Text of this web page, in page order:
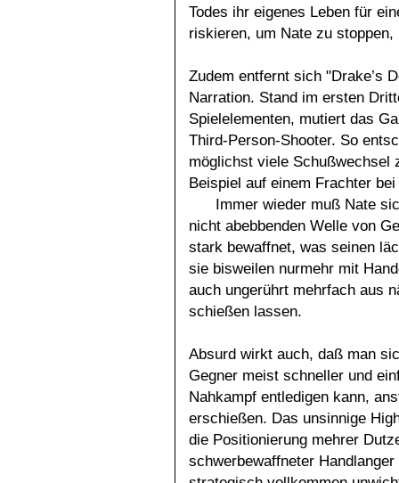
Todes ihr eigenes Leben für
riskieren, um Nate zu
Zudem entfernt sich "Drake’s
Narration. Stand im ersten
Spielelementen, mutiert das
Third-Person-Shooter. So
möglichst viele Schußwechsel
Beispiel auf einem Frachter
Immer wieder muß Nate
nicht abebbenden Welle von
stark bewaffnet, was seinen
sie bisweilen nurmehr mit
auch ungerührt mehrfach aus
schießen lassen.
Absurd wirkt auch, daß man
Gegner meist schneller und
Nahkampf entledigen kann,
erschießen. Das unsinnige
die Positionierung mehrer
schwerbewaffneter Handlanger